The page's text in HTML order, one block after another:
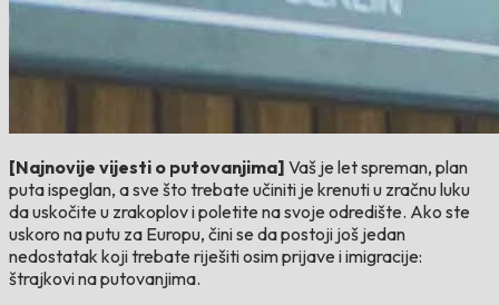
[Najnovije vijesti o putovanjima] Vaš je let spreman, plan
puta ispeglan, a sve što trebate učiniti je krenuti u zračnu luku
da uskočite u zrakoplov i poletite na svoje odredište. Ako ste
uskoro na putu za Europu, čini se da postoji još jedan
nedostatak koji trebate riješiti osim prijave i imigracije:
štrajkovi na putovanjima.